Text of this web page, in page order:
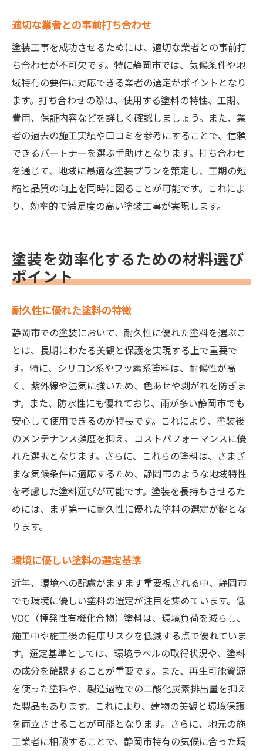
適切な業者との事前打ち合わせ
塗装工事を成功させるためには、適切な業者との事前打
ち合わせが不可欠です。特に静岡市では、気候条件や地
域特有の要件に対応できる業者の選定がポイントとなり
ます。打ち合わせの際は、使用する塗料の特性、工期、
費用、保証内容などを詳しく確認しましょう。また、業
者の過去の施工実績や口コミを参考にすることで、信頼
できるパートナーを選ぶ手助けとなります。打ち合わせ
を通じて、地域に最適な塗装プランを策定し、工期の短
縮と品質の向上を同時に図ることが可能です。これによ
り、効率的で満足度の高い塗装工事が実現します。
塗装を効率化するための材料選び
ポイント
耐久性に優れた塗料の特徴
静岡市での塗装において、耐久性に優れた塗料を選ぶこ
とは、長期にわたる美観と保護を実現する上で重要で
す。特に、シリコン系やフッ素系塗料は、耐候性が高
く、紫外線や湿気に強いため、色あせや剥がれを防ぎま
す。また、防水性にも優れており、雨が多い静岡市でも
安心して使用できるのが特長です。これにより、塗装後
のメンテナンス頻度を抑え、コストパフォーマンスに優
れた選択となります。さらに、これらの塗料は、さまざ
まな気候条件に適応するため、静岡市のような地域特性
を考慮した塗料選びが可能です。塗装を長持ちさせるた
めには、まず第一に耐久性に優れた塗料の選定が鍵とな
ります。
環境に優しい塗料の選定基準
近年、環境への配慮がますます重要視される中、静岡市
でも環境に優しい塗料の選定が注目を集めています。低
VOC（揮発性有機化合物）塗料は、環境負荷を減らし、
施工中や施工後の健康リスクを低減する点で優れていま
す。選定基準としては、環境ラベルの取得状況や、塗料
の成分を確認することが重要です。また、再生可能資源
を使った塗料や、製造過程での二酸化炭素排出量を抑え
た製品もあります。これにより、建物の美観と環境保護
を両立させることが可能となります。さらに、地元の施
工業者に相談することで、静岡市特有の気候に合った環